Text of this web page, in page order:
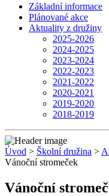
Základní informace
Plánované akce
Aktuality z družiny
2025-2026
2024-2025
2023-2024
2022-2023
2021-2022
2020-2021
2019-2020
2018-2019
Úvod > Školní družina >
Vánoční stromeček
Vánoční